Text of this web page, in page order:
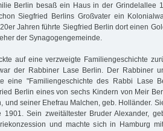
Berlin besaß ein Haus in der Grindelallee
Siegfried Berlins Großvater ein
Jahren führte Siegfried Berlin dort einen
der Synagogengemeinde.
auf eine verzweigte Familiengeschichte
der Rabbiner Lase Berlin. Der Rabbiner
eine "Familiengeschichte des Rabbi Lase
Berlin eines von sechs Kindern von Meir
und seiner Ehefrau Malchen, geb. Holländer.
1901. Sein zweitältester Bruder Alexander,
und machte sich in Hamburg